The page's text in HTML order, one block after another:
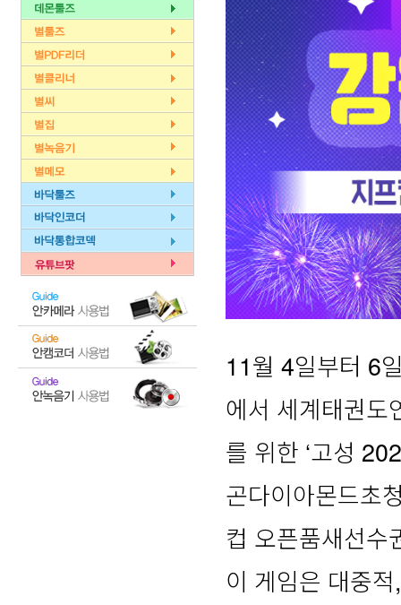
11월 4일부터 6
에서 세계태권도
를 위한 ‘고성
곤다이아몬드초
컵 오픈품새선수
이 게임은 대중